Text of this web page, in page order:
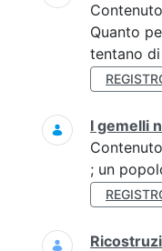
Quanto
tentano
I gemelli
; un